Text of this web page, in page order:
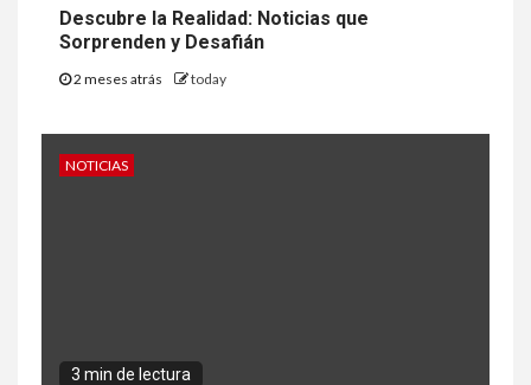
Descubre la Realidad: Noticias que
Sorprenden y Desafián
2 meses atrás today
NOTICIAS
3 min de lectura